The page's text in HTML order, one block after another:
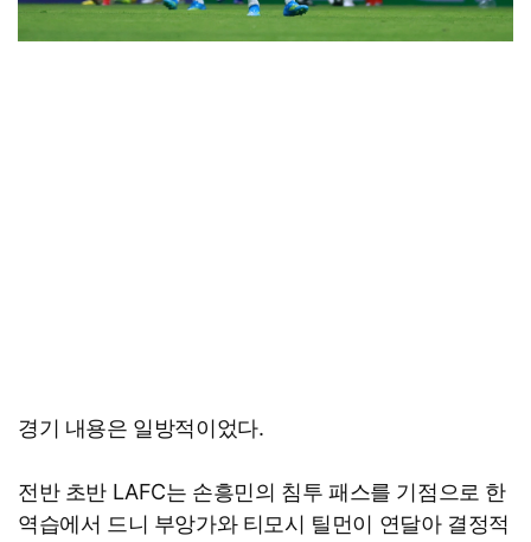
경기 내용은 일방적이었다.
전반 초반 LAFC는 손흥민의 침투 패스를 기점으로 한
역습에서 드니 부앙가와 티모시 틸먼이 연달아 결정적